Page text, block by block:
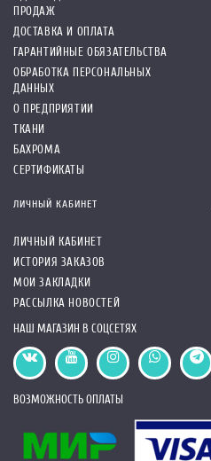
ПРОДАЖ
ДОСТАВКА И ОПЛАТА
ГАРАНТИЙНЫЕ ОБЯЗАТЕЛЬСТВА
ОБРАБОТКА ПЕРСОНАЛЬНЫХ
ДАННЫХ
О ПРЕДПРИЯТИИ
ТКАНИ
БАХРОМА
СЕРТИФИКАТЫ
ЛИЧНЫЙ КАБИНЕТ
ЛИЧНЫЙ КАБИНЕТ
ИСТОРИЯ ЗАКАЗОВ
МОИ ЗАКЛАДКИ
РАССЫЛКА НОВОСТЕЙ
НАШ МАГАЗИН В СОЦСЕТЯХ
ВОЗМОЖНОСТЬ ОПЛАТЫ